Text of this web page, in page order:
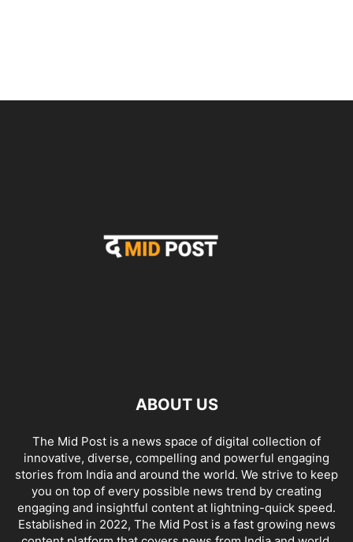
ABOUT US
The Mid Post is a news space of digital collection of
innovative, diverse, compelling and powerful engaging
stories from India and around the world. We strive to keep
you on top of every possible news trend by creating
engaging and insightful content at lightning-quick speed.
Established in 2022, The Mid Post is a fast growing news